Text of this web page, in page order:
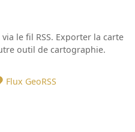
le fil RSS. Exporter la carte
outil de cartographie.
Flux GeoRSS